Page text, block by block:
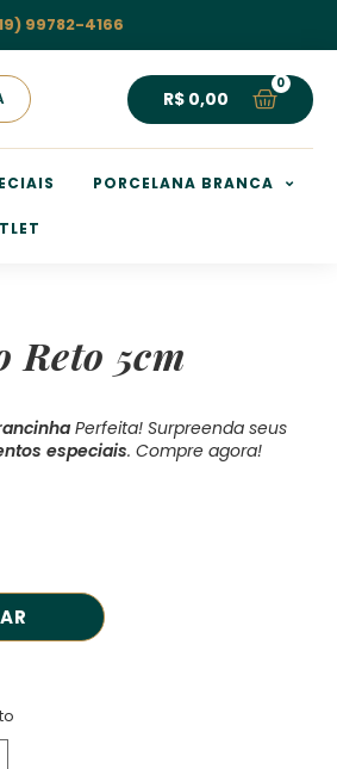
99782-4166
R$0,00
PORCELANA BRANCA
Reto 5cm
Perfeita! Surpreenda seus
especiais. Compre agora!